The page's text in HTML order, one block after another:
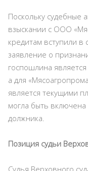
Поскольку судебные
взыскании с ООО
кредитам вступили в
заявление о
госпошлина
а для
является текущими
могла быть
должника.
Позиция судьи
Судья Верховного